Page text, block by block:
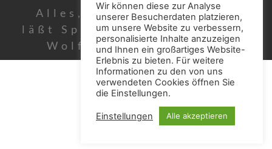
Alles, was uns begegnet,
läßt Spuren zurück. (Johann
Wolfgang von Goethe)
Wir können diese zur Analyse
unserer Besucherdaten platzieren,
um unsere Website zu verbessern,
personalisierte Inhalte anzuzeigen
und Ihnen ein großartiges Website-
Erlebnis zu bieten. Für weitere
Informationen zu den von uns
verwendeten Cookies öffnen Sie
die Einstellungen.
Einstellungen Alle akzeptieren